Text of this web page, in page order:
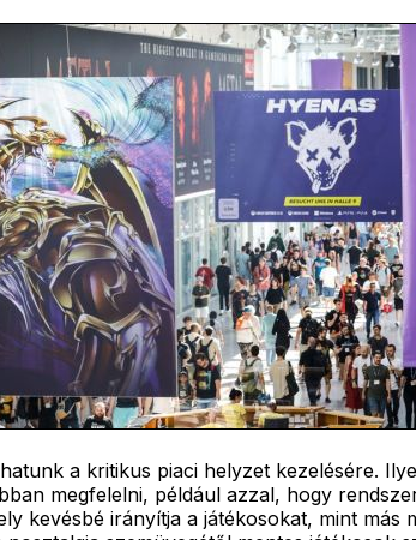
a kritikus piaci helyzet kezelésére.
megfelelni, például azzal, hogy
kevésbé irányítja a játékosokat, mint